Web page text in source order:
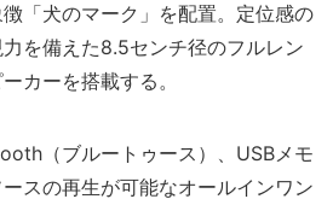
「犬のマーク」を配置。定位感の
を備えた8.5センチ径のフルレン
カーを搭載する。
（ブルートゥース）、USBメモ
スの再生が可能なオールインワン